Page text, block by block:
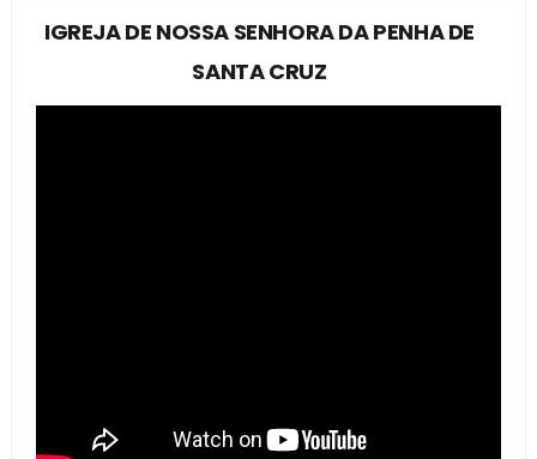
IGREJA DE NOSSA SENHORA DA PENHA DE
SANTA CRUZ